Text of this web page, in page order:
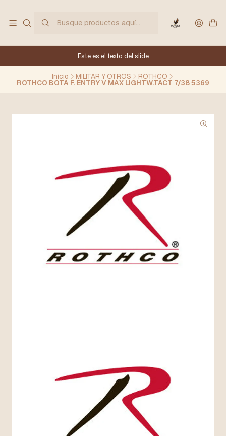
Este es el texto del slide
Inicio MILITAR Y OTROS ROTHCO
ROTHCO BOTA F. ENTRY V MAX LIGHTW.TACT 7/38 5369